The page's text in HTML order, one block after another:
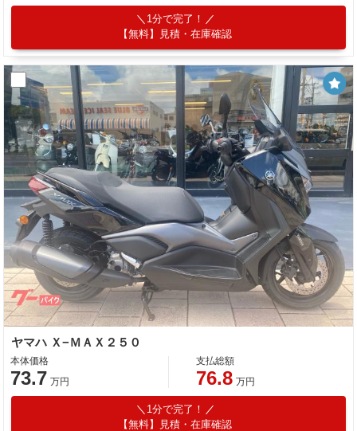
1分で完了！
【無料】見積・在庫確認
ヤマハ Ｘ−ＭＡＸ２５０
本体価格
73.7 万円
支払総額
76.8 万円
1分で完了！
【無料】見積・在庫確認